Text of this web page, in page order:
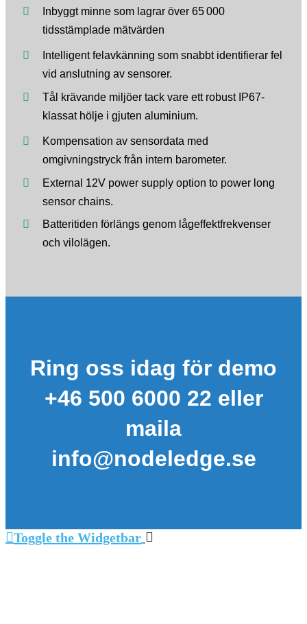
Inbyggt minne som lagrar över 65 000
tidsstämplade mätvärden
Intelligent felavkänning som snabbt identifierar fel
vid anslutning av sensorer.
Tål krävande miljöer tack vare ett robust IP67-
klassat hölje i gjuten aluminium.
Kompensation av sensordata med
omgivningstryck från intern barometer.
External 12V power supply option to power long
sensor chains.
Batteritiden förlängs genom lågeffektfrekvenser
och vilolägen.
Ring oss idag för demo
+46 500 6000 22 eller
maila
info@nodeledge.se
Toggle the Widgetbar